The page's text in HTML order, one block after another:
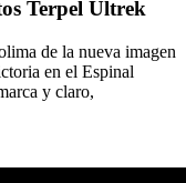
Terpel Ultrek
de la nueva imagen
en el Espinal
y claro,